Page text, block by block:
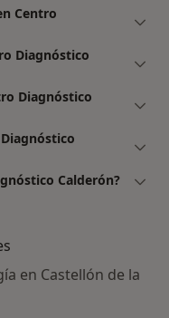
Centro
Diagnóstico
Diagnóstico
Calderón?
en Castellón de la